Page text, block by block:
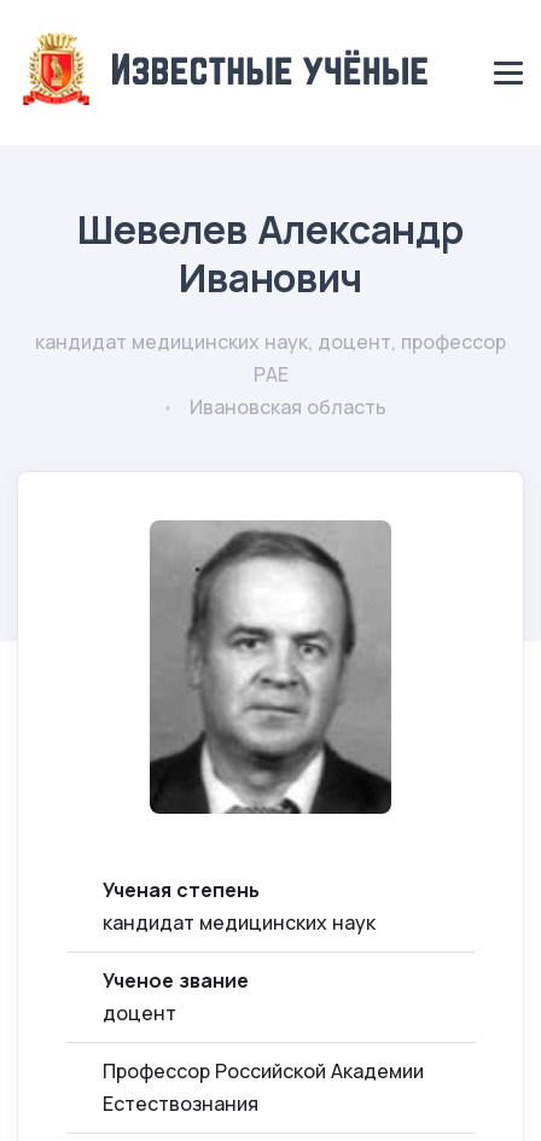
Шевелев Александр
Иванович
кандидат медицинских наук, доцент, профессор
РАЕ
Ивановская область
Ученая степень
кандидат медицинских наук
Ученое звание
доцент
Профессор Российской Академии
Естествознания